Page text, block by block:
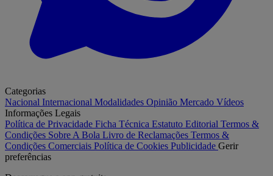
Categorias
Nacional Internacional Modalidades Opinião Mercado Vídeos
Informações Legais
Política de Privacidade Ficha Técnica Estatuto Editorial Termos &
Condições Sobre A Bola Livro de Reclamações Termos &
Condições Comerciais Política de Cookies Publicidade Gerir
preferências